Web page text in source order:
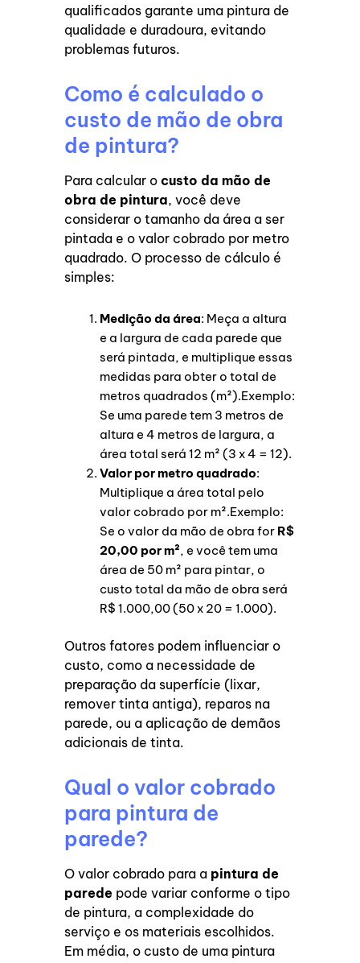
qualificados garante uma pintura de
qualidade e duradoura, evitando
problemas futuros.
Como é calculado o
custo de mão de obra
de pintura?
Para calcular ocusto da mão de
obra de pintura, você deve
considerar o tamanho da área a ser
pintada e o valor cobrado por metro
quadrado. O processo de cálculo é
simples:
Medição da área: Meça a altura
e a largura de cada parede que
será pintada, e multiplique essas
medidas para obter o total de
metros quadrados (m²).Exemplo:
Se uma parede tem 3 metros de
altura e 4 metros de largura, a
área total será 12 m² (3 x 4 = 12).
Valor por metro quadrado:
Multiplique a área total pelo
valor cobrado por m².Exemplo:
Se o valor da mão de obra for R$
20,00 por m², e você tem uma
área de 50 m² para pintar, o
custo total da mão de obra será
R$ 1.000,00 (50 x 20 = 1.000).
Outros fatores podem influenciar o
custo, como a necessidade de
preparação da superfície (lixar,
remover tinta antiga), reparos na
parede, ou a aplicação de demãos
adicionais de tinta.
Qual o valor cobrado
para pintura de
parede?
O valor cobrado para a pintura de
parede pode variar conforme o tipo
de pintura, a complexidade do
serviço e os materiais escolhidos.
Em média, o custo de uma pintura